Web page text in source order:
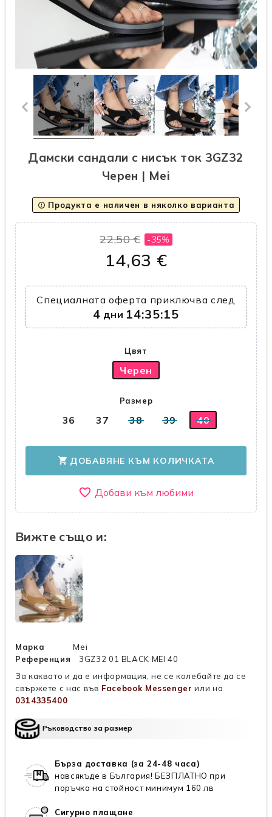
Дамски сандали с нисък ток 3GZ32
Черен | Mei
error_outline Продукта е наличен в няколко варианта
22,50 € -35%
14,63 €
Специалната оферта приключва след
4 дни 14:35:15
Цвят
Черен
Размер
36 37 38 39 40
shopping_cart ДОБАВЯНЕ КЪМ КОЛИЧКАТА
favorite_border
Вижте също и:
Марка
Mei
Референция
3GZ32 01 BLACK MEI 40
За каквато и да е информация, не се колебайте да се
свържете с нас във Facebook Messenger или на
0314335400
Ръководство за размер
Бърза доставка (за 24-48 часа)
навсякъде в България! БЕЗПЛАТНО при
поръчка на стойност минимум 160 лв
Сигурно плащане